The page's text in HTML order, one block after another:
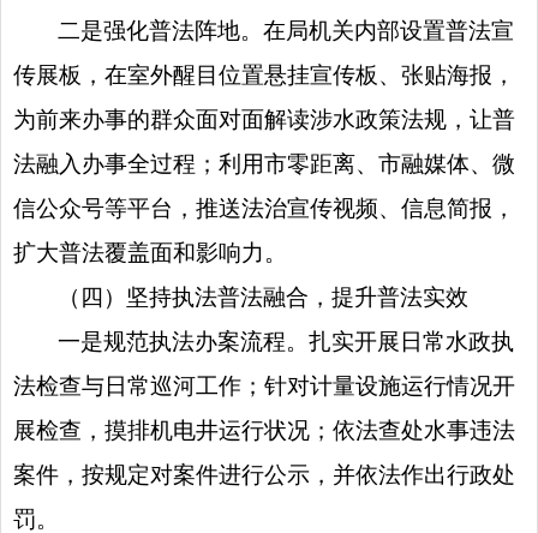
二是强化普法阵地。在局机关内部设置普法宣
传展板，在室外醒目位置悬挂宣传板、张贴海报，
为前来办事的群众面对面解读涉水政策法规，让普
法融入办事全过程；利用市零距离、市融媒体、微
信公众号等平台，推送法治宣传视频、信息简报，
扩大普法覆盖面和影响力。
（四）坚持执法普法融合，提升普法实效
一是规范执法办案流程。扎实开展日常水政执
法检查与日常巡河工作；针对计量设施运行情况开
展检查，摸排机电井运行状况；依法查处水事违法
案件，按规定对案件进行公示，并依法作出行政处
罚。